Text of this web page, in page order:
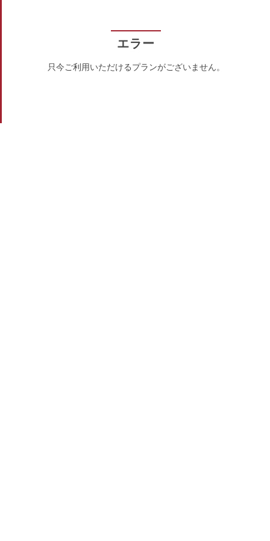
エラー
只今ご利用いただけるプランがございません。